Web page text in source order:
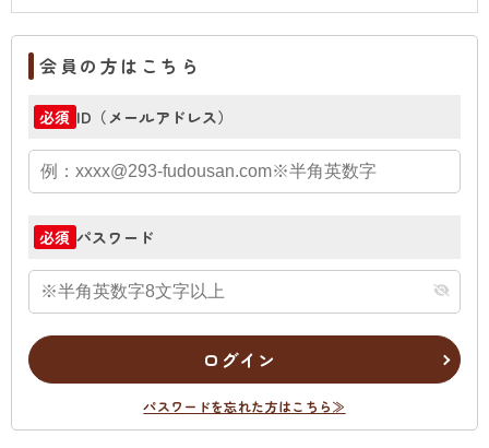
駅徒歩10分以内
ペット可
4LDK以上
南面バルコニー
上下水道完備
会員の方はこちら
必須 ID（メールアドレス）
必須 パスワード
ログイン
パスワードを忘れた方はこちら≫